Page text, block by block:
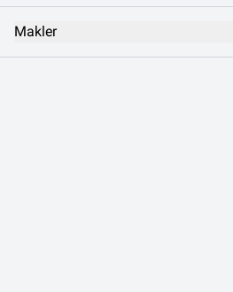
Makler